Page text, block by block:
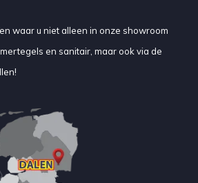
waar u niet alleen in onze showroom
en sanitair, maar ook via de